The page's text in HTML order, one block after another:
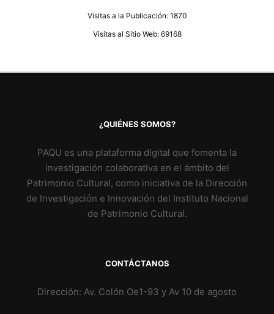
Visitas a la Publicación: 1870
Visitas al Sitio Web: 69168
¿QUIÉNES SOMOS?
PAQU es una plataforma digital que fomenta la
investigación colaborativa en el ámbito del
Patrimonio Cultural, como iniciativa de la Dirección
de Investigación e Innovación del Instituto Nacional
de Patrimonio Cultural.
CONTÁCTANOS
Dirección: Av. Colón Oe1-93 y Av 10 de agosto